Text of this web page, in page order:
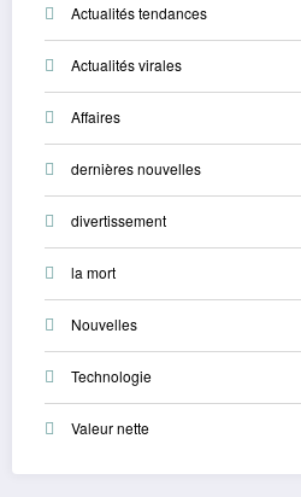
Actualités tendances
Actualités virales
Affaires
dernières nouvelles
divertissement
la mort
Nouvelles
Technologie
Valeur nette